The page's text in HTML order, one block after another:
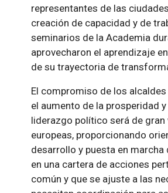
representantes de las
creación de capacidad y de
seminarios de la Academia
aprovecharon el aprendizaje
de su trayectoria de
El compromiso de los
el aumento de la prosperidad
liderazgo político será de
europeas, proporcionando
desarrollo y puesta en
en una cartera de acciones
común y que se ajuste a las